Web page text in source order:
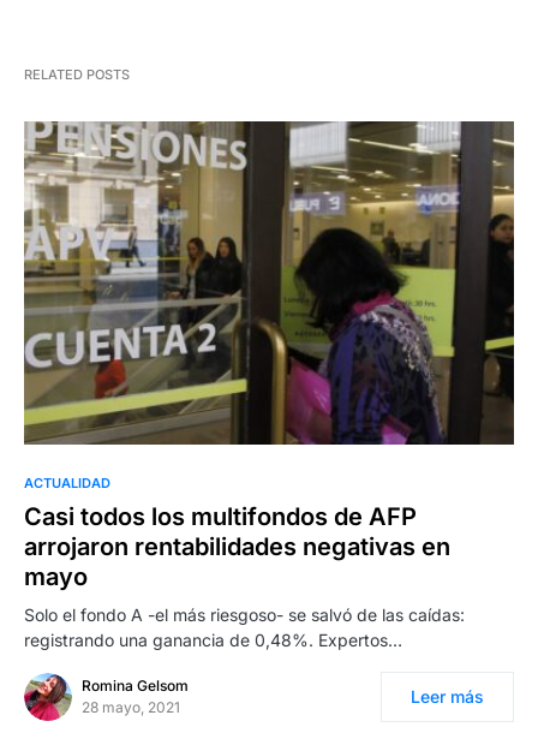
RELATED POSTS
ACTUALIDAD
Casi todos los multifondos de AFP
arrojaron rentabilidades negativas en
mayo
Solo el fondo A -el más riesgoso- se salvó de las caídas:
registrando una ganancia de 0,48%. Expertos…
Romina Gelsom
28 mayo, 2021
Leer más